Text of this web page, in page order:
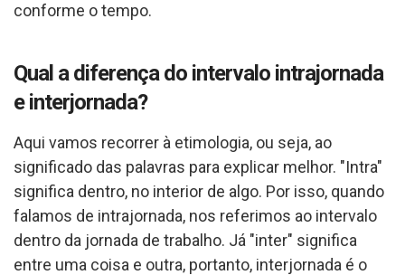
conforme o tempo.
Qual a diferença do intervalo intrajornada
e interjornada?
Aqui vamos recorrer à etimologia, ou seja, ao
significado das palavras para explicar melhor. "Intra"
significa dentro, no interior de algo. Por isso, quando
falamos de intrajornada, nos referimos ao intervalo
dentro da jornada de trabalho. Já "inter" significa
entre uma coisa e outra, portanto, interjornada é o